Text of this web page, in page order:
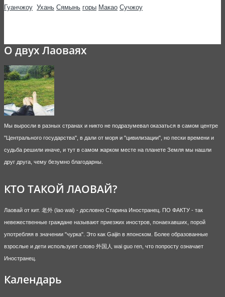
Гуанчжоу Ухань Сямынь горы Макао Сучжоу
О двух Лаоваях
Мы выросли в разных странах и никто не подразумевал оказаться в самом центре
"Центрального государства", в дали от моря и "цивилизации", но пески времени и
судьба решили иначе, и тут в самом жарком месте на планете Земля мы нашли
друг друга, чему безумно благодарны.
КТО ТАКОЙ ЛАОВАЙ?
Лаовай от кит. 老外 (lao wai) - дословно Старина Иностранец. ПО ФАКТУ - так
невежественные граждане называют приезжих иностров, понаехавших, порой
употребляя в значении "чурка". Это как Gaijin в японском. Более образованные
взрослые и дети используют слово 外国人 wai guo ren, что попросту означает
Иностранец.
Календарь